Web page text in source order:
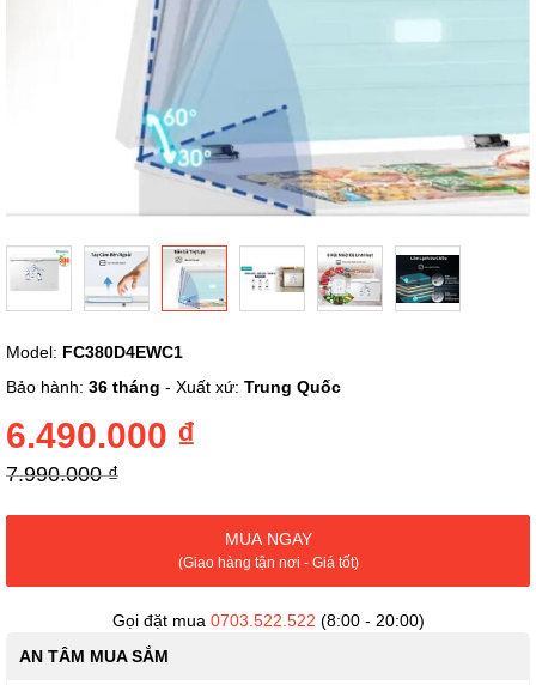
đến
phần
của
thư
viện
ảnh
Model: FC380D4EWC1
Bảo hành: 36 tháng - Xuất xứ: Trung Quốc
6.490.000 ₫
7.990.000 ₫
MUA NGAY
(Giao hàng tận nơi - Giá tốt)
Gọi đặt mua 0703.522.522 (8:00 - 20:00)
AN TÂM MUA SẮM